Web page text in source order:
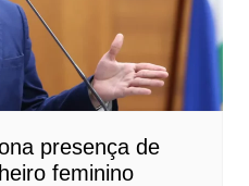
presença de
feminino